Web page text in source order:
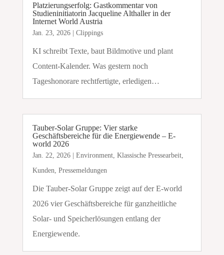
Platzierungserfolg: Gastkommentar von
Studieninitiatorin Jacqueline Althaller in der
Internet World Austria
Jan. 23, 2026| Clippings
KI schreibt Texte, baut Bildmotive und plant
Content-Kalender. Was gestern noch
Tageshonorare rechtfertigte, erledigen…
Tauber-Solar Gruppe: Vier starke
Geschäftsbereiche für die Energiewende – E-
world 2026
Jan. 22, 2026| Environment, Klassische Pressearbeit,
Kunden Pressemeldungen
Die Tauber-Solar Gruppe zeigt auf der E-world
2026 vier Geschäftsbereiche für ganzheitliche
Solar- und Speicherlösungen entlang der
Energiewende.